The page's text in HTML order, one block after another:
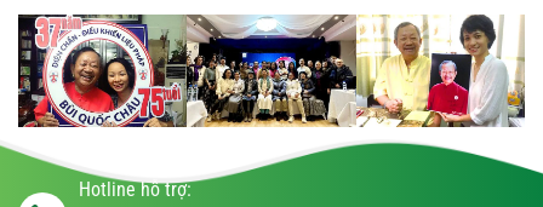
Hotline hỗ trợ: